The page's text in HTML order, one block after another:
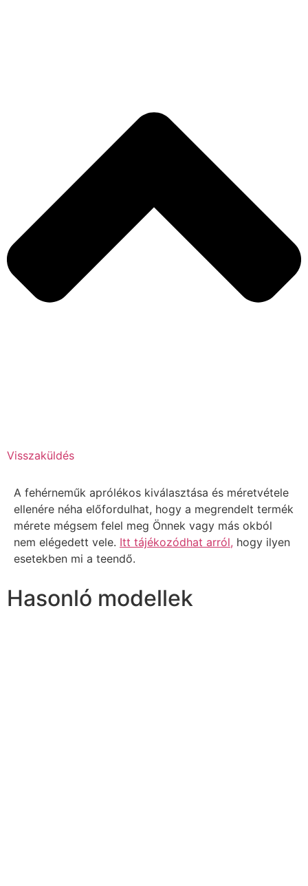
Visszaküldés
A fehérneműk aprólékos kiválasztása és méretvétele
ellenére néha előfordulhat, hogy a megrendelt termék
mérete mégsem felel meg Önnek vagy más okból
nem elégedett vele. Itt tájékozódhat arról, hogy ilyen
esetekben mi a teendő.
Hasonló modellek